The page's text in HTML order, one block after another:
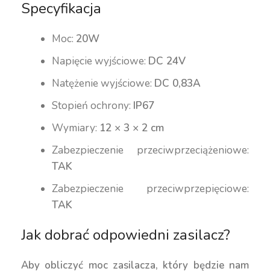
Specyfikacja
Moc: 20W
Napięcie wyjściowe: DC 24V
Natężenie wyjściowe: DC 0,83A
Stopień ochrony: IP67
Wymiary: 12 × 3 × 2 cm
Zabezpieczenie przeciwprzeciążeniowe:
TAK
Zabezpieczenie przeciwprzepięciowe:
TAK
Jak dobrać odpowiedni zasilacz?
Aby obliczyć moc zasilacza, który będzie nam